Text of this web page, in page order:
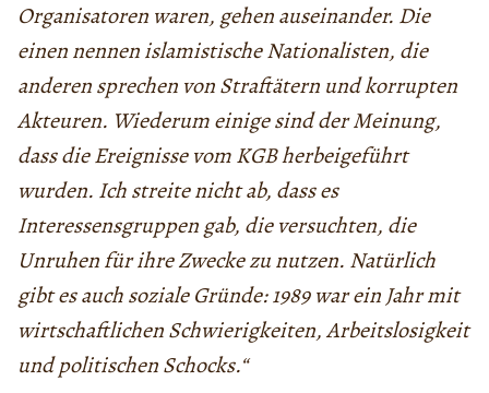
Organisatoren waren, gehen auseinander. Die
einen nennen islamistische Nationalisten, die
anderen sprechen von Straftätern und korrupten
Akteuren. Wiederum einige sind der Meinung,
dass die Ereignisse vom KGB herbeigeführt
wurden. Ich streite nicht ab, dass es
Interessensgruppen gab, die versuchten, die
Unruhen für ihre Zwecke zu nutzen. Natürlich
gibt es auch soziale Gründe: 1989 war ein Jahr mit
wirtschaftlichen Schwierigkeiten, Arbeitslosigkeit
und politischen Schocks.“